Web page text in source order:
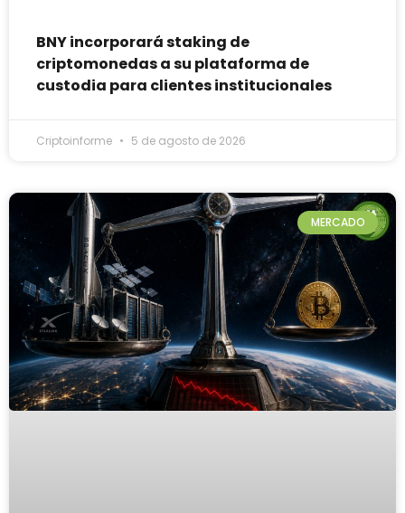
BNY incorporará staking de
criptomonedas a su plataforma de
custodia para clientes institucionales
Criptoinforme 5 de agosto de 2026
MERCADO